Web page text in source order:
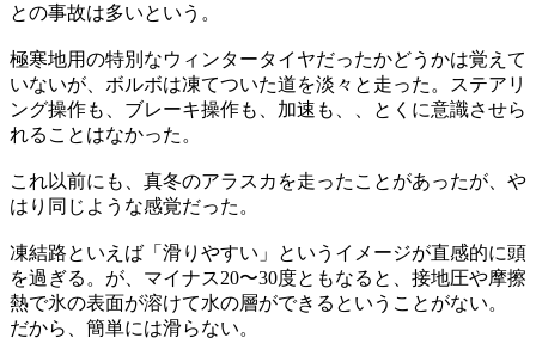
との事故は多いという。
極寒地用の特別なウィンタータイヤだったかどうかは覚えて
いないが、ボルボは凍てついた道を淡々と走った。ステアリ
ング操作も、ブレーキ操作も、加速も、、とくに意識させら
れることはなかった。
これ以前にも、真冬のアラスカを走ったことがあったが、や
はり同じような感覚だった。
凍結路といえば「滑りやすい」というイメージが直感的に頭
を過ぎる。が、マイナス20〜30度ともなると、接地圧や摩擦
熱で氷の表面が溶けて水の層ができるということがない。
だから、簡単には滑らない。